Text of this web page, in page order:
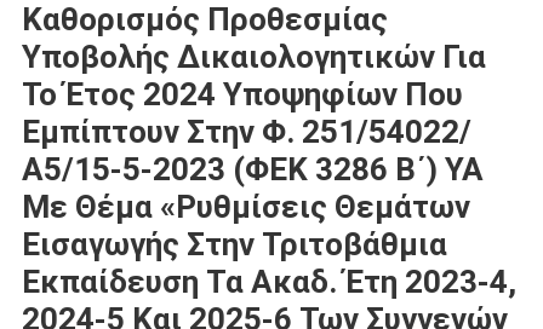
Καθορισμός Προθεσμίας
Υποβολής Δικαιολογητικών Για
Το Έτος 2024 Υποψηφίων Που
Εμπίπτουν Στην Φ. 251/54022/
Α5/15-5-2023 (ΦΕΚ 3286 Β΄) ΥΑ
Με Θέμα «Ρυθμίσεις Θεμάτων
Εισαγωγής Στην Τριτοβάθμια
Εκπαίδευση Τα Ακαδ. Έτη 2023-4,
2024-5 Και 2025-6 Των Συγγενών